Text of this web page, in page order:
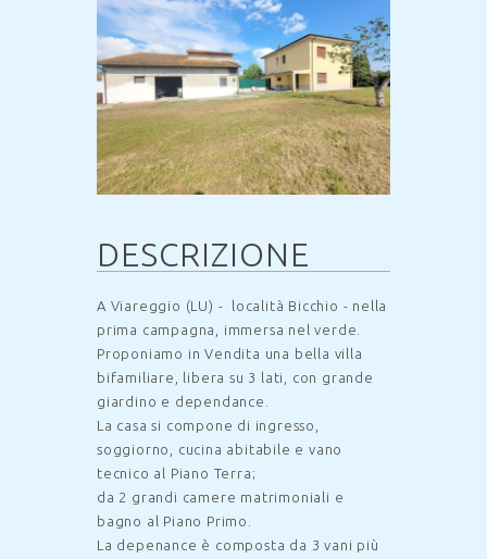
DESCRIZIONE
A Viareggio (LU) - località Bicchio - nella
prima campagna, immersa nel verde.
Proponiamo in Vendita una bella villa
bifamiliare, libera su 3 lati, con grande
giardino e dependance.
La casa si compone di ingresso,
soggiorno, cucina abitabile e vano
tecnico al Piano Terra;
da 2 grandi camere matrimoniali e
bagno al Piano Primo.
La depenance è composta da 3 vani più